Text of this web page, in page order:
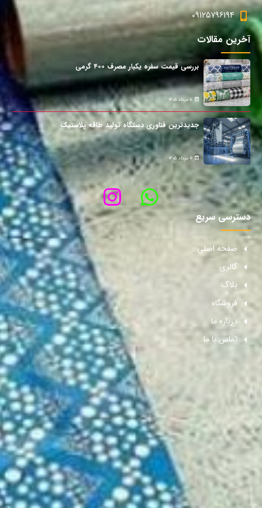
09125796194
آخرین مقالات
بررسی قیمت سفره یکبار مصرف ۴۰۰ گرمی
11 مرداد 1405
جدیدترین فناوری دستگاه تولید طاقه پلاستیک
7 مرداد 1405
دسترسی سریع
صفحه اصلی
گالری
بلاگ
فروشگاه
درباره ما
تماس با ما